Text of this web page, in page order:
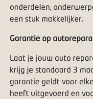
onderdelen,
een stuk makkelijker.
Garantie op
Laat je jouw auto
krijg je standaard 3
garantie geldt voor
heeft uitgevoerd en